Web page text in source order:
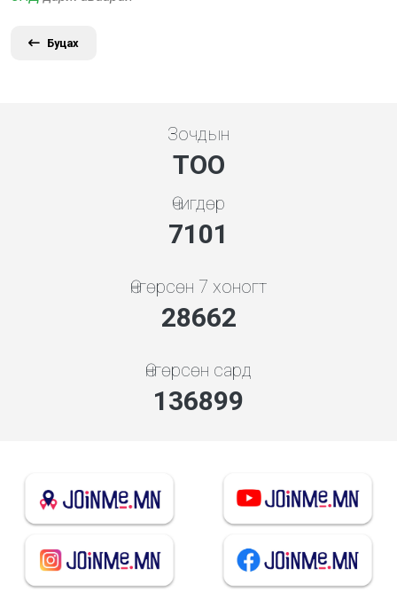
Буцах
Зочдын
ТОО
Өчигдөр
7608
Өнгөрсөн 7 хоногт
30709
Өнгөрсөн сард
146678